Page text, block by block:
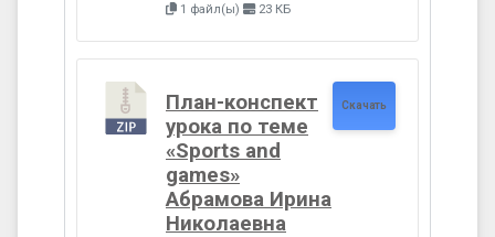
1 файл(ы) 23 КБ
План-конспект
урока по теме
«Sports and
games»
Абрамова Ирина
Николаевна
Скачать